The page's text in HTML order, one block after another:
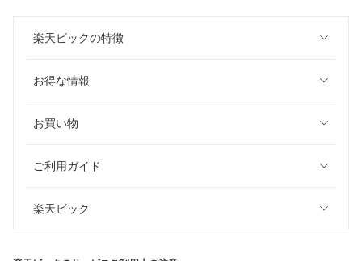
楽天ビックの特徴
お得な情報
お買い物
ご利用ガイド
楽天ビック